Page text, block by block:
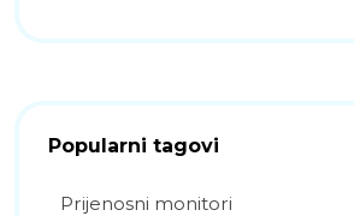
Popularni tagovi
Prijenosni monitori